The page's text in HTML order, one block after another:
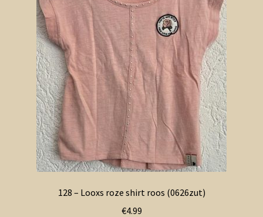
128 – Looxs roze shirt roos (0626zut)
€4.99